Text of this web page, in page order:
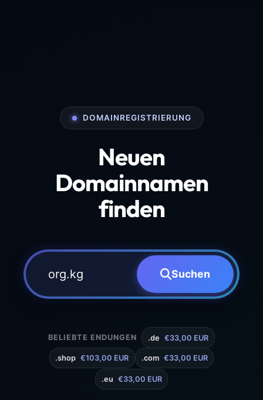
DOMAINREGISTRIERUNG
Neuen
Domainnamen
finden
Suchen
BELIEBTE ENDUNGEN .de €33,00 EUR
.shop €103,00 EUR .com €33,00 EUR
.eu €33,00 EUR